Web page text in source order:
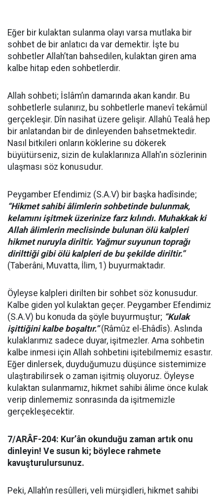
Eğer bir kulaktan sulanma olayı varsa mutlaka bir
sohbet de bir anlatıcı da var demektir. İşte bu
sohbetler Allah’tan bahsedilen, kulaktan giren ama
kalbe hitap eden sohbetlerdir.
Allah sohbeti; İslâm’ın damarında akan kandır. Bu
sohbetlerle sulanırız, bu sohbetlerle manevî tekâmül
gerçekleşir. Dîn nasihat üzere gelişir. Allahû Tealâ hep
bir anlatandan bir de dinleyenden bahsetmektedir.
Nasıl bitkileri onların köklerine su dökerek
büyütürseniz, sizin de kulaklarınıza Allah'ın sözlerinin
ulaşması söz konusudur.
Peygamber Efendimiz (S.A.V) bir başka hadîsinde;
“Hikmet sahibi âlimlerin sohbetinde bulunmak,
kelamını işitmek üzerinize farz kılındı. Muhakkak ki
Allah âlimlerin meclisinde bulunan ölü kalpleri
hikmet nuruyla diriltir. Yağmur suyunun toprağı
dirilttiği gibi ölü kalpleri de bu şekilde diriltir.”
(Taberâni, Muvatta, İlim, 1) buyurmaktadır.
Öyleyse kalpleri dirilten bir sohbet söz konusudur.
Kalbe giden yol kulaktan geçer. Peygamber Efendimiz
(S.A.V) bu konuda da şöyle buyurmuştur; “Kulak
işittiğini kalbe boşaltır.”(Râmûz el-Ehâdîs). Aslında
kulaklarımız sadece duyar, işitmezler. Ama sohbetin
kalbe inmesi için Allah sohbetini işitebilmemiz esastır.
Eğer dinlersek, duyduğumuzu düşünce sistemimize
ulaştırabilirsek o zaman işitmiş oluyoruz. Öyleyse
kulaktan sulanmamız, hikmet sahibi âlime önce kulak
verip dinlememiz sonrasında da işitmemizle
gerçekleşecektir.
7/ARÂF-204: Kur’ân okunduğu zaman artık onu
dinleyin! Ve susun ki; böylece rahmete
kavuşturulursunuz.
Peki, Allah’ın resûlleri, veli mürşidleri, hikmet sahibi